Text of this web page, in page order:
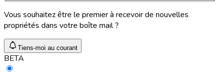
Vous souhaitez être le premier à recevoir de nouvelles
propriétés dans votre boîte mail ?
Tiens-moi au courant
BETA